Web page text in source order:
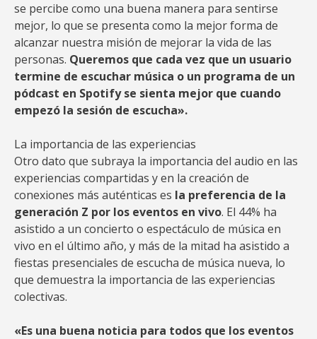
se percibe como una buena manera para sentirse
mejor, lo que se presenta como la mejor forma de
alcanzar nuestra misión de mejorar la vida de las
personas. Queremos que cada vez que un usuario
termine de escuchar música o un programa de un
pódcast en Spotify se sienta mejor que cuando
empezó la sesión de escucha».
La importancia de las experiencias
Otro dato que subraya la importancia del audio en las
experiencias compartidas y en la creación de
conexiones más auténticas es la preferencia de la
generación Z por los eventos en vivo. El 44% ha
asistido a un concierto o espectáculo de música en
vivo en el último año, y más de la mitad ha asistido a
fiestas presenciales de escucha de música nueva, lo
que demuestra la importancia de las experiencias
colectivas.
«Es una buena noticia para todos que los eventos